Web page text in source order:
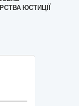
ЮСТИЦІЇ